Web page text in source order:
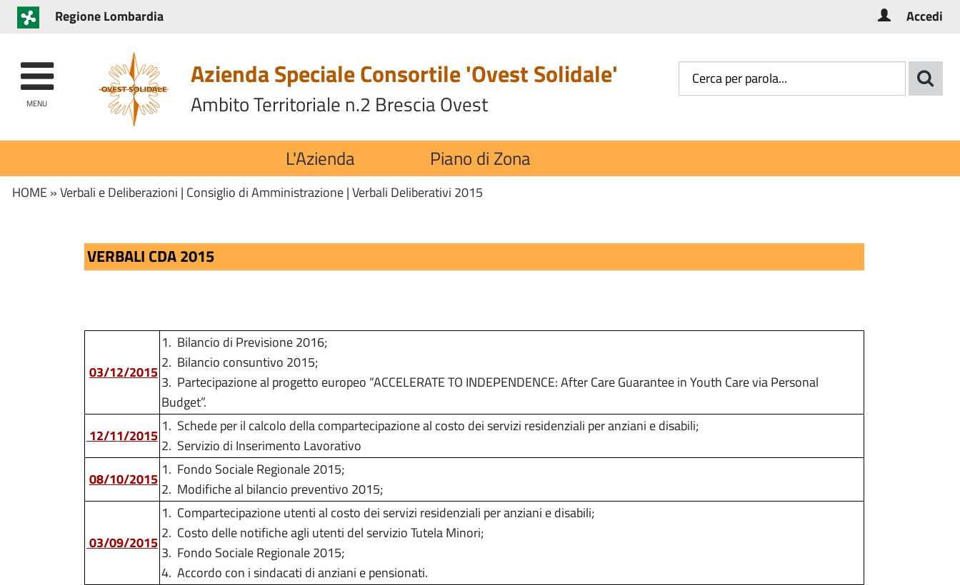
Regione Lombardia Accedi
MENU
Azienda Speciale Consortile 'Ovest Solidale'
Ambito Territoriale n.2 Brescia Ovest
L'Azienda Piano di Zona
HOME »Verbali e Deliberazioni | Consiglio di Amministrazione|Verbali Deliberativi 2015
VERBALI CDA 2015
03/12/2015
1. Bilancio di Previsione 2016;
2. Bilancio consuntivo 2015;
3. Partecipazione al progetto europeo “ACCELERATE TO INDEPENDENCE: After Care Guarantee in Youth Care via Personal
Budget”.
12/11/2015
1. Schede per il calcolo della compartecipazione al costo dei servizi residenziali per anziani e disabili;
2. Servizio di Inserimento Lavorativo
08/10/2015
1. Fondo Sociale Regionale 2015;
2. Modifiche al bilancio preventivo 2015;
03/09/2015
1. Compartecipazione utenti al costo dei servizi residenziali per anziani e disabili;
2. Costo delle notifiche agli utenti del servizio Tutela Minori;
3. Fondo Sociale Regionale 2015;
4. Accordo con i sindacati di anziani e pensionati.